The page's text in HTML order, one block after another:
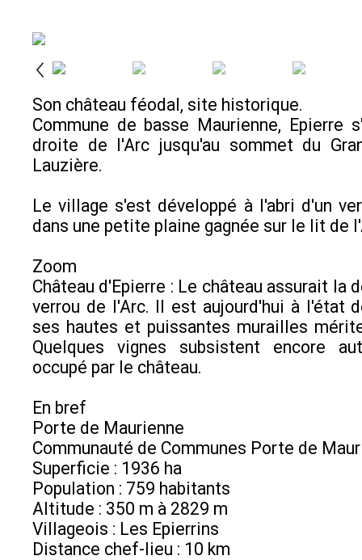
Son château féodal, site historique.
Commune de basse Maurienne, Epierre
droite de l'Arc jusqu'au sommet du
Lauzière.
Le village s'est développé à l'abri d'un
dans une petite plaine gagnée sur le lit de
Zoom
Château d'Epierre : Le château assurait la
verrou de l'Arc. Il est aujourd'hui à l'état
ses hautes et puissantes murailles
Quelques vignes subsistent encore
occupé par le château.
En bref
Porte de Maurienne
Communauté de Communes Porte de
Superficie : 1936 ha
Population : 759 habitants
Altitude : 350 m à 2829 m
Villageois : Les Epierrins
Distance chef-lieu : 10 km